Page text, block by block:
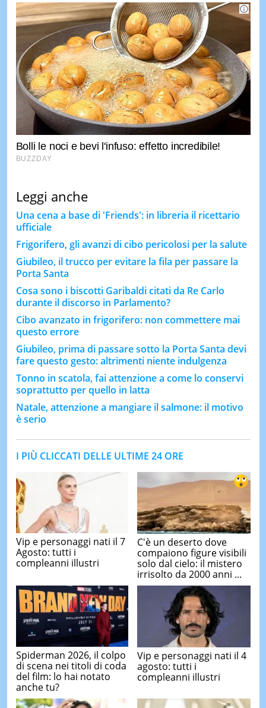
Leggi anche
Una cena a base di 'Friends': in libreria il ricettario
ufficiale
Frigorifero, gli avanzi di cibo pericolosi per la salute
Giubileo, il trucco per evitare la fila per passare la
Porta Santa
Cosa sono i biscotti Garibaldi citati da Re Carlo
durante il discorso in Parlamento?
Cibo avanzato in frigorifero: non commettere mai
questo errore
Giubileo, prima di passare sotto la Porta Santa devi
fare questo gesto: altrimenti niente indulgenza
Tonno in scatola, fai attenzione a come lo conservi
soprattutto per quello in latta
Natale, attenzione a mangiare il salmone: il motivo
è serio
I PIÙ CLICCATI DELLE ULTIME 24 ORE
Vip e personaggi nati il 7
Agosto: tutti i
compleanni illustri
C'è un deserto dove
compaiono figure visibili
solo dal cielo: il mistero
irrisolto da 2000 anni ...
Spiderman 2026, il colpo
di scena nei titoli di coda
del film: lo hai notato
anche tu?
Vip e personaggi nati il 4
agosto: tutti i
compleanni illustri